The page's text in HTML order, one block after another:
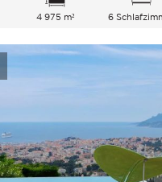
4 975 m² 6